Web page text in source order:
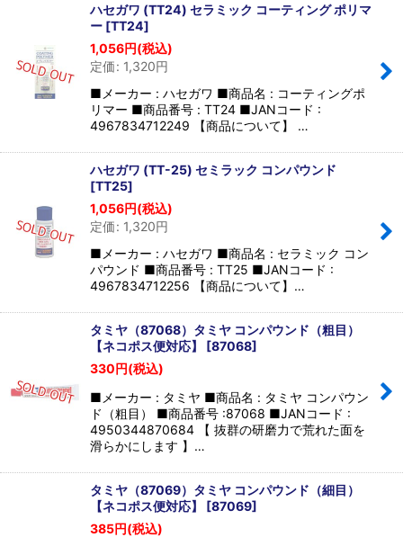
ハセガワ (TT24) セラミック コーティング ポリマ
ー [TT24]
1,056円(税込)
定価: 1,320円
■メーカー : ハセガワ ■商品名 : コーティングポ
リマー ■商品番号 : TT24 ■JANコード :
4967834712249 【商品について】 …
ハセガワ (TT-25) セミラック コンパウンド
[TT25]
1,056円(税込)
定価: 1,320円
■メーカー : ハセガワ ■商品名 : セラミック コン
パウンド ■商品番号 : TT25 ■JANコード :
4967834712256 【商品について】…
タミヤ（87068）タミヤ コンパウンド（粗目）
【ネコポス便対応】 [87068]
330円(税込)
■メーカー : タミヤ ■商品名 : タミヤ コンパウン
ド（粗目） ■商品番号 :87068 ■JANコード :
4950344870684 【 抜群の研磨力で荒れた面を
滑らかにします 】…
タミヤ（87069）タミヤ コンパウンド（細目）
【ネコポス便対応】 [87069]
385円(税込)